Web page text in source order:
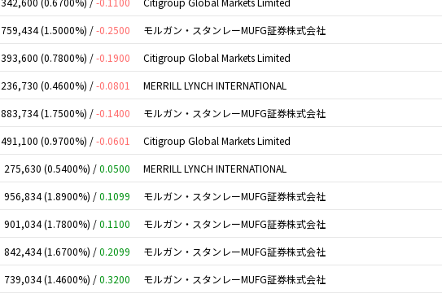
759,434 (1.5000%) /-0.2500 モルガン・スタンレーMUFG証券株式会社
393,600 (0.7800%) /-0.1900 Citigroup Global Markets Limited
236,730 (0.4600%) /-0.0801 MERRILL LYNCH INTERNATIONAL
883,734 (1.7500%) /-0.1400 モルガン・スタンレーMUFG証券株式会社
491,100 (0.9700%) /-0.0601 Citigroup Global Markets Limited
275,630 (0.5400%) /0.0500 MERRILL LYNCH INTERNATIONAL
956,834 (1.8900%) /0.1099 モルガン・スタンレーMUFG証券株式会社
901,034 (1.7800%) /0.1100 モルガン・スタンレーMUFG証券株式会社
842,434 (1.6700%) /0.2099 モルガン・スタンレーMUFG証券株式会社
739,034 (1.4600%) /0.3200 モルガン・スタンレーMUFG証券株式会社